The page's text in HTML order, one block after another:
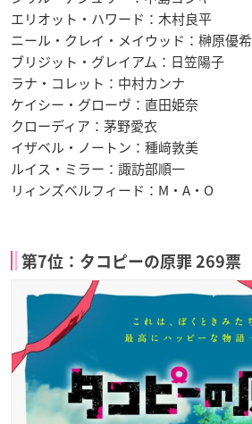
エリオット・ハワード：木村良平
ニール・クレイ・メイウッド：榊原優希
ブリジット・グレイアム：日笠陽子
ラナ・コレット：中村カンナ
ケイシー・グローヴ：直田姫奈
クローディア：茅野愛衣
イザベル・ノートン：種﨑敦美
ルイス・ミラー：諏訪部順一
リィンズベルフィード：M・A・O
第7位：タコピーの原罪 269票